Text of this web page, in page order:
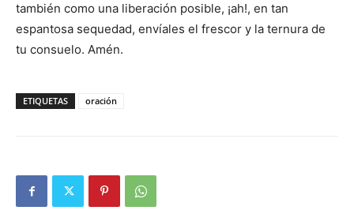
también como una liberación posible, ¡ah!, en tan
espantosa sequedad, envíales el frescor y la ternura de
tu consuelo. Amén.
ETIQUETAS oración